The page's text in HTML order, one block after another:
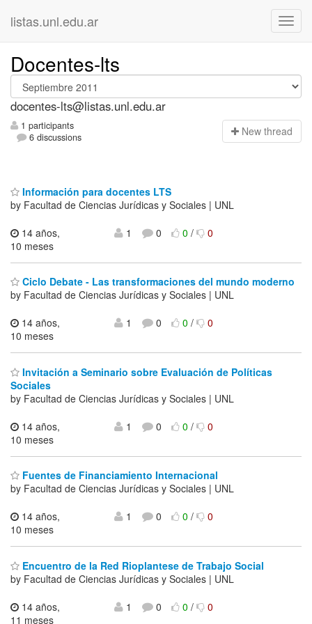
listas.unl.edu.ar
Docentes-lts
docentes-lts@listas.unl.edu.ar
1 participants
6 discussions
New thread
Información para docentes LTS
by Facultad de Ciencias Jurídicas y Sociales | UNL
14 años,
10 meses
1 0 0/ 0
Ciclo Debate - Las transformaciones del mundo moderno
by Facultad de Ciencias Jurídicas y Sociales | UNL
14 años,
10 meses
1 0 0/ 0
Invitación a Seminario sobre Evaluación de Políticas
Sociales
by Facultad de Ciencias Jurídicas y Sociales | UNL
14 años,
10 meses
1 0 0/ 0
Fuentes de Financiamiento Internacional
by Facultad de Ciencias Jurídicas y Sociales | UNL
14 años,
10 meses
1 0 0/ 0
Encuentro de la Red Rioplantese de Trabajo Social
by Facultad de Ciencias Jurídicas y Sociales | UNL
14 años,
11 meses
1 0 0/ 0